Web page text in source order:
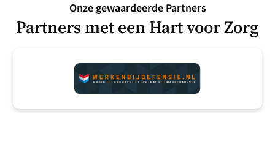
Onze gewaardeerde Partners
Partners met een Hart voor Zorg